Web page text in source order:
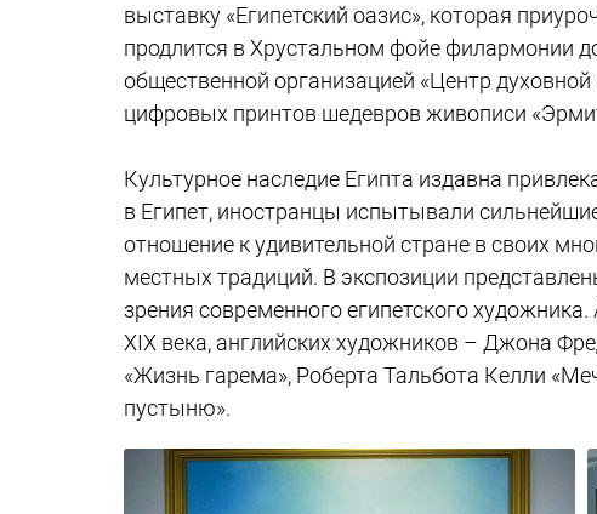
выставку «Египетский оазис», которая
продлится в Хрустальном фойе филармонии
общественной организацией «Центр
цифровых принтов шедевров живописи
Культурное наследие Египта издавна
в Египет, иностранцы испытывали
отношение к удивительной стране в своих
местных традиций. В экспозиции
зрения современного египетского
ХIХ века, английских художников – Джона
«Жизнь гарема», Роберта Тальбота Келли
пустыню».